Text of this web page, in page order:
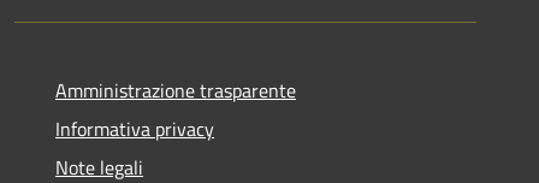
Amministrazione trasparente
Informativa privacy
Note legali